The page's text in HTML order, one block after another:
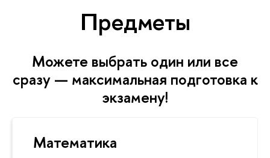
Предметы
Можете выбрать один или все
сразу — максимальная подготовка к
экзамену!
Математика